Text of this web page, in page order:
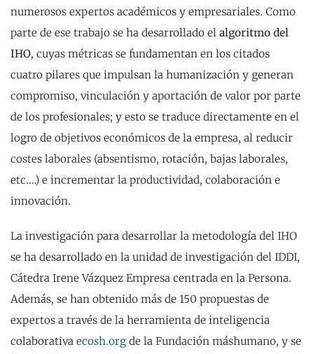
numerosos expertos académicos y empresariales. Como
parte de ese trabajo se ha desarrollado el algoritmo del
IHO, cuyas métricas se fundamentan en los citados
cuatro pilares que impulsan la humanización y generan
compromiso, vinculación y aportación de valor por parte
de los profesionales; y esto se traduce directamente en el
logro de objetivos económicos de la empresa, al reducir
costes laborales (absentismo, rotación, bajas laborales,
etc.…) e incrementar la productividad, colaboración e
innovación.
La investigación para desarrollar la metodología del IHO
se ha desarrollado en la unidad de investigación del IDDI,
Cátedra Irene Vázquez Empresa centrada en la Persona.
Además, se han obtenido más de 150 propuestas de
expertos a través de la herramienta de inteligencia
colaborativa ecosh.org de la Fundación máshumano, y se